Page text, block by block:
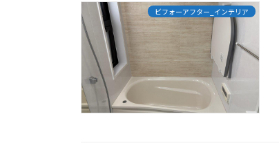
ビフォーアフター_インテリア